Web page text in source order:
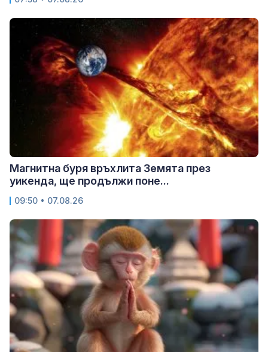
Магнитна буря връхлита Земята през
уикенда, ще продължи поне...
09:50 • 07.08.26